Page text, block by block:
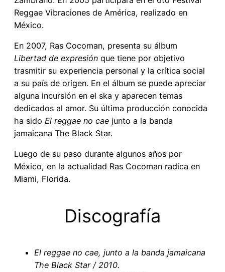
Reggae Vibraciones de América, realizado en
México.
En 2007, Ras Cocoman, presenta su álbum
Libertad de expresión que tiene por objetivo
trasmitir su experiencia personal y la crítica social
a su país de origen. En el álbum se puede apreciar
alguna incursión en el ska y aparecen temas
dedicados al amor. Su última producción conocida
ha sido El reggae no cae junto a la banda
jamaicana The Black Star.
Luego de su paso durante algunos años por
México, en la actualidad Ras Cocoman radica en
Miami, Florida.
Discografía
El reggae no cae, junto a la banda jamaicana
The Black Star / 2010.